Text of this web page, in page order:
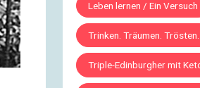
Leben lernen / Ein Versuch
Trinken. Träumen. Trösten.
Triple-Edinburgher mit